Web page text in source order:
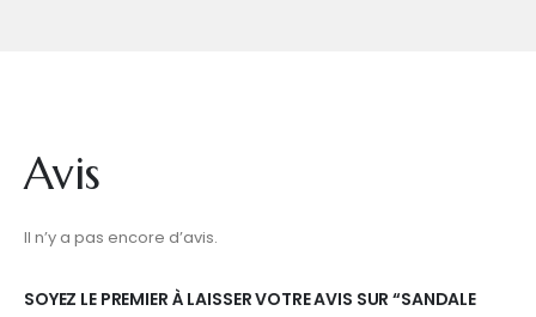
Avis
Il n’y a pas encore d’avis.
SOYEZ LE PREMIER À LAISSER VOTRE AVIS SUR “SANDALE